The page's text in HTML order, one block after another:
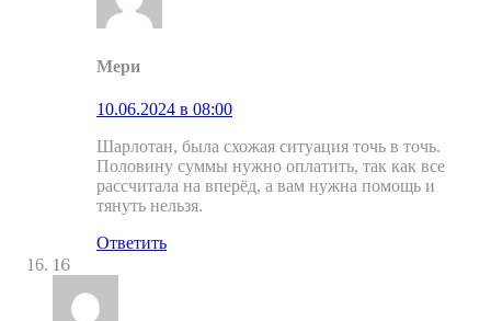
Мери
10.06.2024 в 08:00
Шарлотан, была схожая ситуация точь в точь.
Половину суммы нужно оплатить, так как все
рассчитала на вперёд, а вам нужна помощь и
тянуть нельзя.
Ответить
16